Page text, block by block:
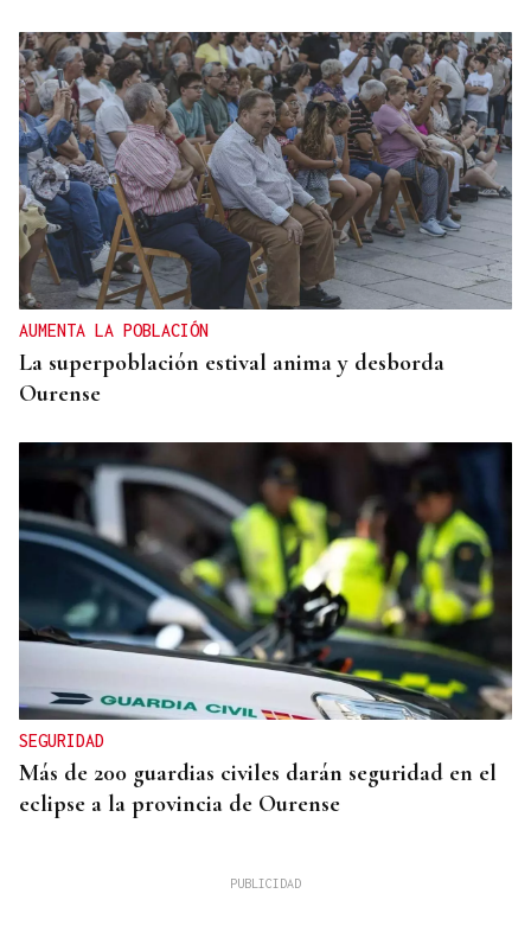
AUMENTA LA POBLACIÓN
La superpoblación estival anima y desborda
Ourense
SEGURIDAD
Más de 200 guardias civiles darán seguridad en el
eclipse a la provincia de Ourense